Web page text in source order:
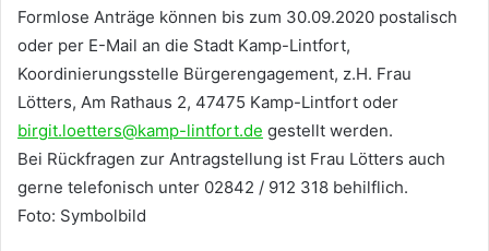
Formlose Anträge können bis zum 30.09.2020 postalisch
oder per E-Mail an die Stadt Kamp-Lintfort,
Koordinierungsstelle Bürgerengagement, z.H. Frau
Lötters, Am Rathaus 2, 47475 Kamp-Lintfort oder
birgit.loetters@kamp-lintfort.de gestellt werden.
Bei Rückfragen zur Antragstellung ist Frau Lötters auch
gerne telefonisch unter 02842 / 912 318 behilflich.
Foto: Symbolbild